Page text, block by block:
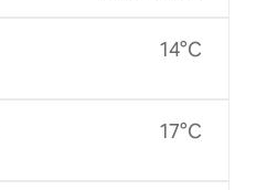
14°C
17°C